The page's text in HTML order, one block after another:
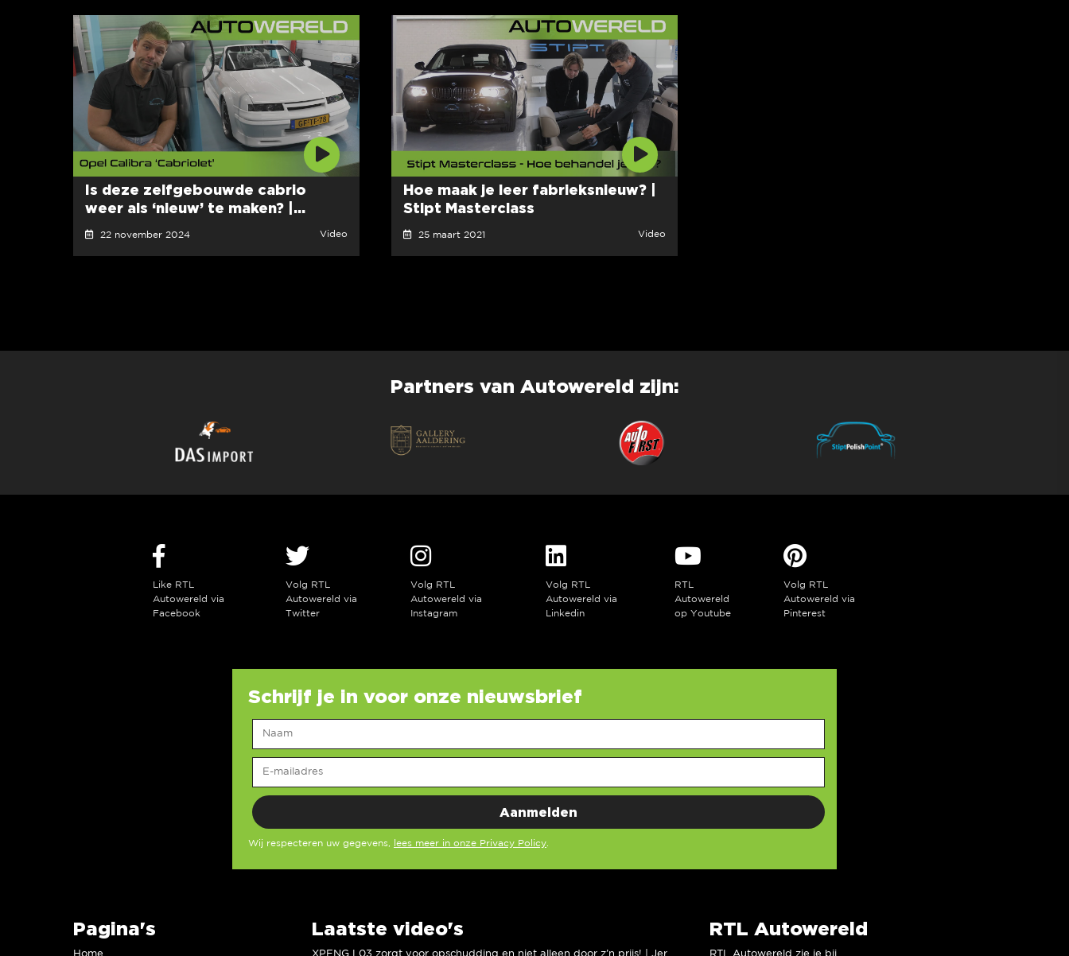
Is deze zelfgebouwde cabrio
weer als ‘nieuw’ te maken? |...
22 november 2024 Video
Hoe maak je leer fabrieksnieuw? |
Stipt Masterclass
25 maart 2021 Video
Partners van Autowereld zijn:
Like RTL
Autowereld via
Facebook
Volg RTL
Autowereld via
Twitter
Volg RTL
Autowereld via
Instagram
Volg RTL
Autowereld via
Linkedin
RTL
Autowereld
op Youtube
Volg RTL
Autowereld via
Pinterest
Schrijf je in voor onze nieuwsbrief
Wij respecteren uw gegevens, lees meer in onze Privacy Policy
Pagina's
Home
Laatste video's RTL Autowereld
RTL Autowereld zie je bij